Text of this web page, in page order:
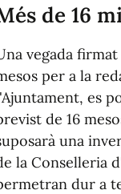
de 16
vegada
per a la
es
de 16
una
la Conselleria
dur a